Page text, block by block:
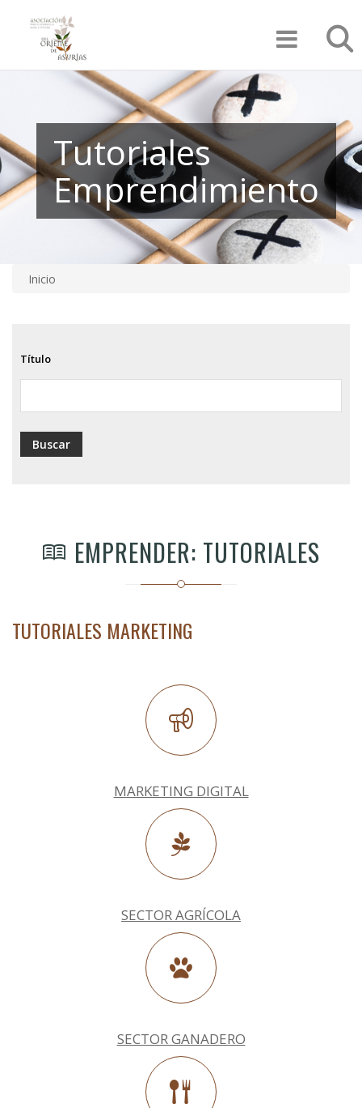
contenido
Tutoriales
Emprendimiento
de
ayuda
a
la
Inicio
Título
EMPRENDER: TUTORIALES
TUTORIALES MARKETING
MARKETING DIGITAL
SECTOR AGRÍCOLA
SECTOR GANADERO